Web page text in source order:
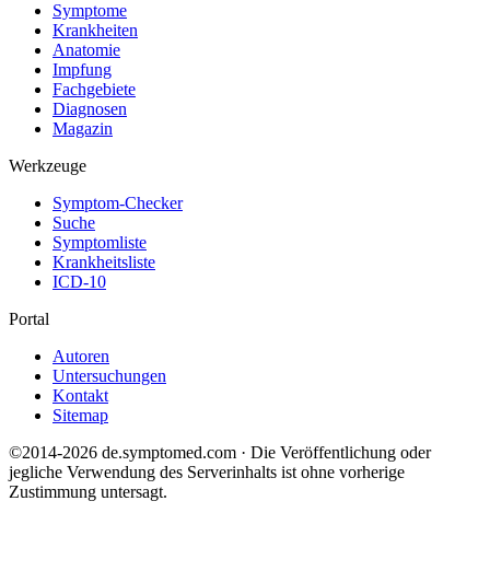
Symptome
Krankheiten
Anatomie
Impfung
Fachgebiete
Diagnosen
Magazin
Werkzeuge
Symptom-Checker
Suche
Symptomliste
Krankheitsliste
ICD-10
Portal
Autoren
Untersuchungen
Kontakt
Sitemap
©2014-2026 de.symptomed.com · Die Veröffentlichung oder
jegliche Verwendung des Serverinhalts ist ohne vorherige
Zustimmung untersagt.